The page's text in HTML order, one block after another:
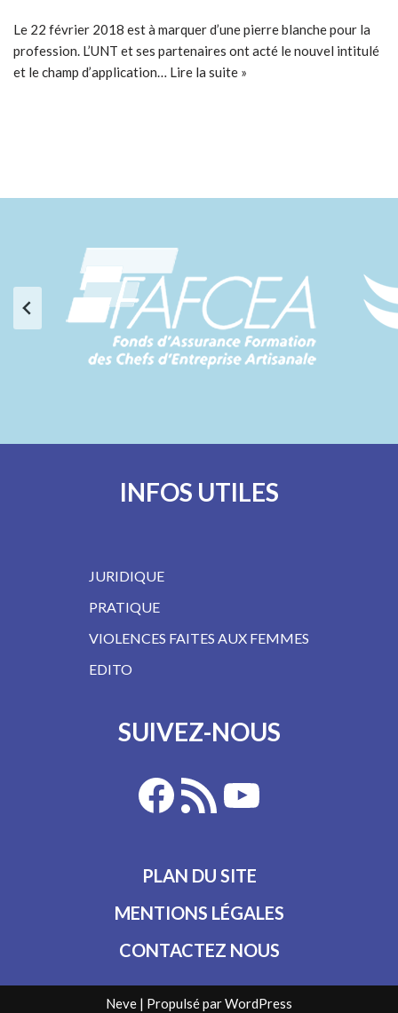
Le 22 février 2018 est à marquer d’une pierre blanche pour la
profession. L’UNT et ses partenaires ont acté le nouvel intitulé
et le champ d’application… Lire la suite »
INFOS UTILES
JURIDIQUE
PRATIQUE
VIOLENCES FAITES AUX FEMMES
EDITO
SUIVEZ-NOUS
PLAN DU SITE
MENTIONS LÉGALES
CONTACTEZ NOUS
Neve | Propulsé parWordPress